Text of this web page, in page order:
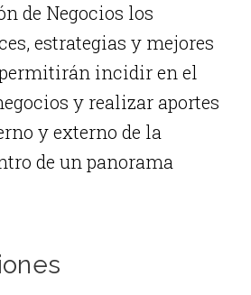
de Negocios los
estrategias y mejores
incidir en el
y realizar aportes
y externo de la
de un panorama